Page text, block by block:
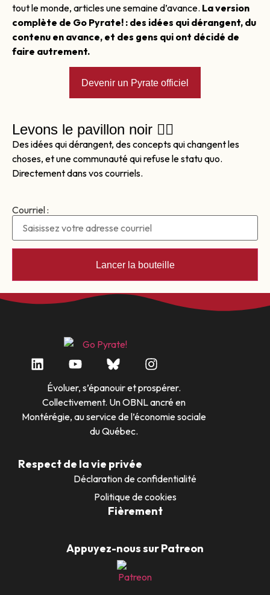
tout le monde, articles une semaine d’avance. La version
complète de Go Pyrate! : des idées qui dérangent, du
contenu en avance, et des gens qui ont décidé de
faire autrement.
Devenir un Pyrate officiel
Levons le pavillon noir 🏴‍☠️
Des idées qui dérangent, des concepts qui changent les
choses, et une communauté qui refuse le statu quo.
Directement dans vos courriels.
Courriel :
Évoluer, s’épanouir et prospérer.
Collectivement. Un OBNL ancré en
Montérégie, au service de l’économie sociale
du Québec.
Respect de la vie privée
Déclaration de confidentialité
Politique de cookies
Fièrement
Appuyez-nous sur Patreon